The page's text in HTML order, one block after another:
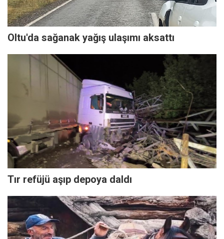
Oltu'da sağanak yağış ulaşımı aksattı
Tır refüjü aşıp depoya daldı